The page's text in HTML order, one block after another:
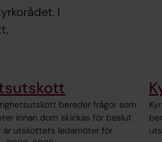
I
bereder frågor som
innan dom skickas för beslut
är utskottets ledamöter för